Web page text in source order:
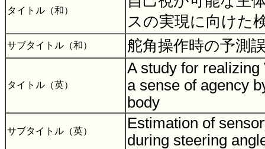
タイトル（和）
スの実現に向けた
サブタイトル（和） 舵角操作時の予測
タイトル（英）
A study for
a sense of agency
body
サブタイトル（英）
Estimation of
during steering